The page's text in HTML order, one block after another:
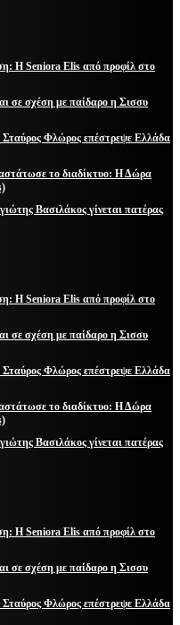
Η Seniora Elis από προφίλ στο
σε σχέση με παίδαρο η Σισσυ
Σταύρος Φλώρος επέστρεψε Ελλάδα
το διαδίκτυο: Η Δώρα
Βασιλάκος γίνεται πατέρας
Η Seniora Elis από προφίλ στο
σε σχέση με παίδαρο η Σισσυ
Σταύρος Φλώρος επέστρεψε Ελλάδα
το διαδίκτυο: Η Δώρα
Βασιλάκος γίνεται πατέρας
Η Seniora Elis από προφίλ στο
σε σχέση με παίδαρο η Σισσυ
Σταύρος Φλώρος επέστρεψε Ελλάδα